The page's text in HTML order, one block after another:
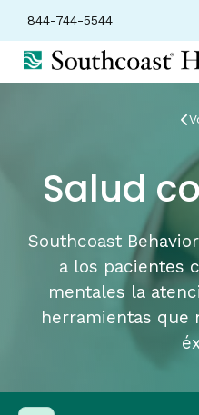
844-744-5544
Salud
Southcoast
a los pacientes
mentales la
herramientas que